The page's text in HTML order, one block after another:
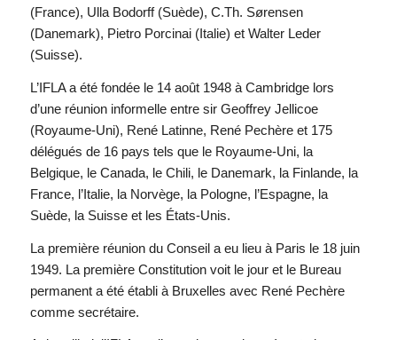
(France), Ulla Bodorff (Suède), C.Th. Sørensen
(Danemark), Pietro Porcinai (Italie) et Walter Leder
(Suisse).
L’IFLA a été fondée le 14 août 1948 à Cambridge lors
d’une réunion informelle entre sir Geoffrey Jellicoe
(Royaume-Uni), René Latinne, René Pechère et 175
délégués de 16 pays tels que le Royaume-Uni, la
Belgique, le Canada, le Chili, le Danemark, la Finlande, la
France, l’Italie, la Norvège, la Pologne, l’Espagne, la
Suède, la Suisse et les États-Unis.
La première réunion du Conseil a eu lieu à Paris le 18 juin
1949. La première Constitution voit le jour et le Bureau
permanent a été établi à Bruxelles avec René Pechère
comme secrétaire.